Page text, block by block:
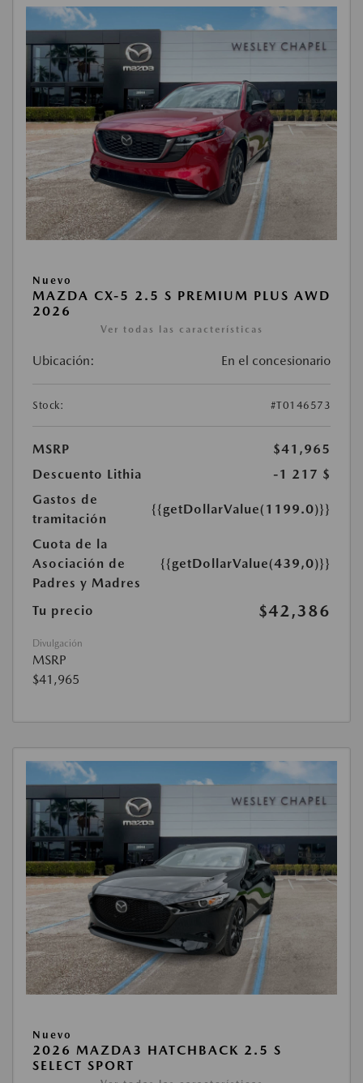
Nuevo
MAZDA CX-5 2.5 S PREMIUM PLUS AWD
2026
Ver todas las características
Ubicación: En el concesionario
Stock: #T0146573
MSRP
$41,965
Descuento Lithia
-1 217 $
Gastos de
tramitación
{{getDollarValue(1199.0)}}
Cuota de la
Asociación de
Padres y Madres
{{getDollarValue(439,0)}}
Tu precio $42,386
Divulgación
MSRP
$41,965
Nuevo
2026 MAZDA3 HATCHBACK 2.5 S
SELECT SPORT